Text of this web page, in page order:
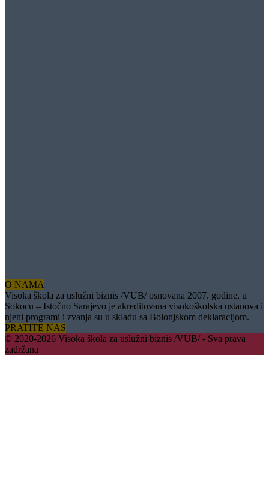
O NAMA
Visoka škola za uslužni biznis /VUB/ osnovana 2007. godine, u
Sokocu – Istočno Sarajevo je akreditovana visokoškolska ustanova i
njeni programi i zvanja su u skladu sa Bolonjskom deklaracijom.
PRATITE NAS
© 2020-2026 Visoka škola za uslužni biznis /VUB/ - Sva prava
zadržana